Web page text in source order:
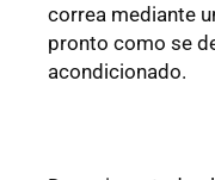
correa mediante
pronto como se
acondicionado.